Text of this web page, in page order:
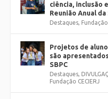
ciência, inclusão
Reunião Anual da
Destaques, Fundação
Projetos de
são
SBPC
Destaques,
Fundação CECIERJ